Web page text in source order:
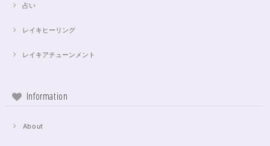
占い
レイキヒーリング
レイキアチューンメント
Information
About